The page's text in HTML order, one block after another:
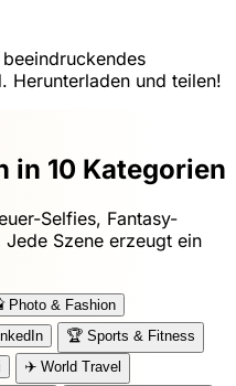
Herunterladen und teilen!
in 10 Kategorien
Selfies, Fantasy-
Szene erzeugt ein
Photo & Fashion
🏆 Sports & Fitness
✈️ World Travel